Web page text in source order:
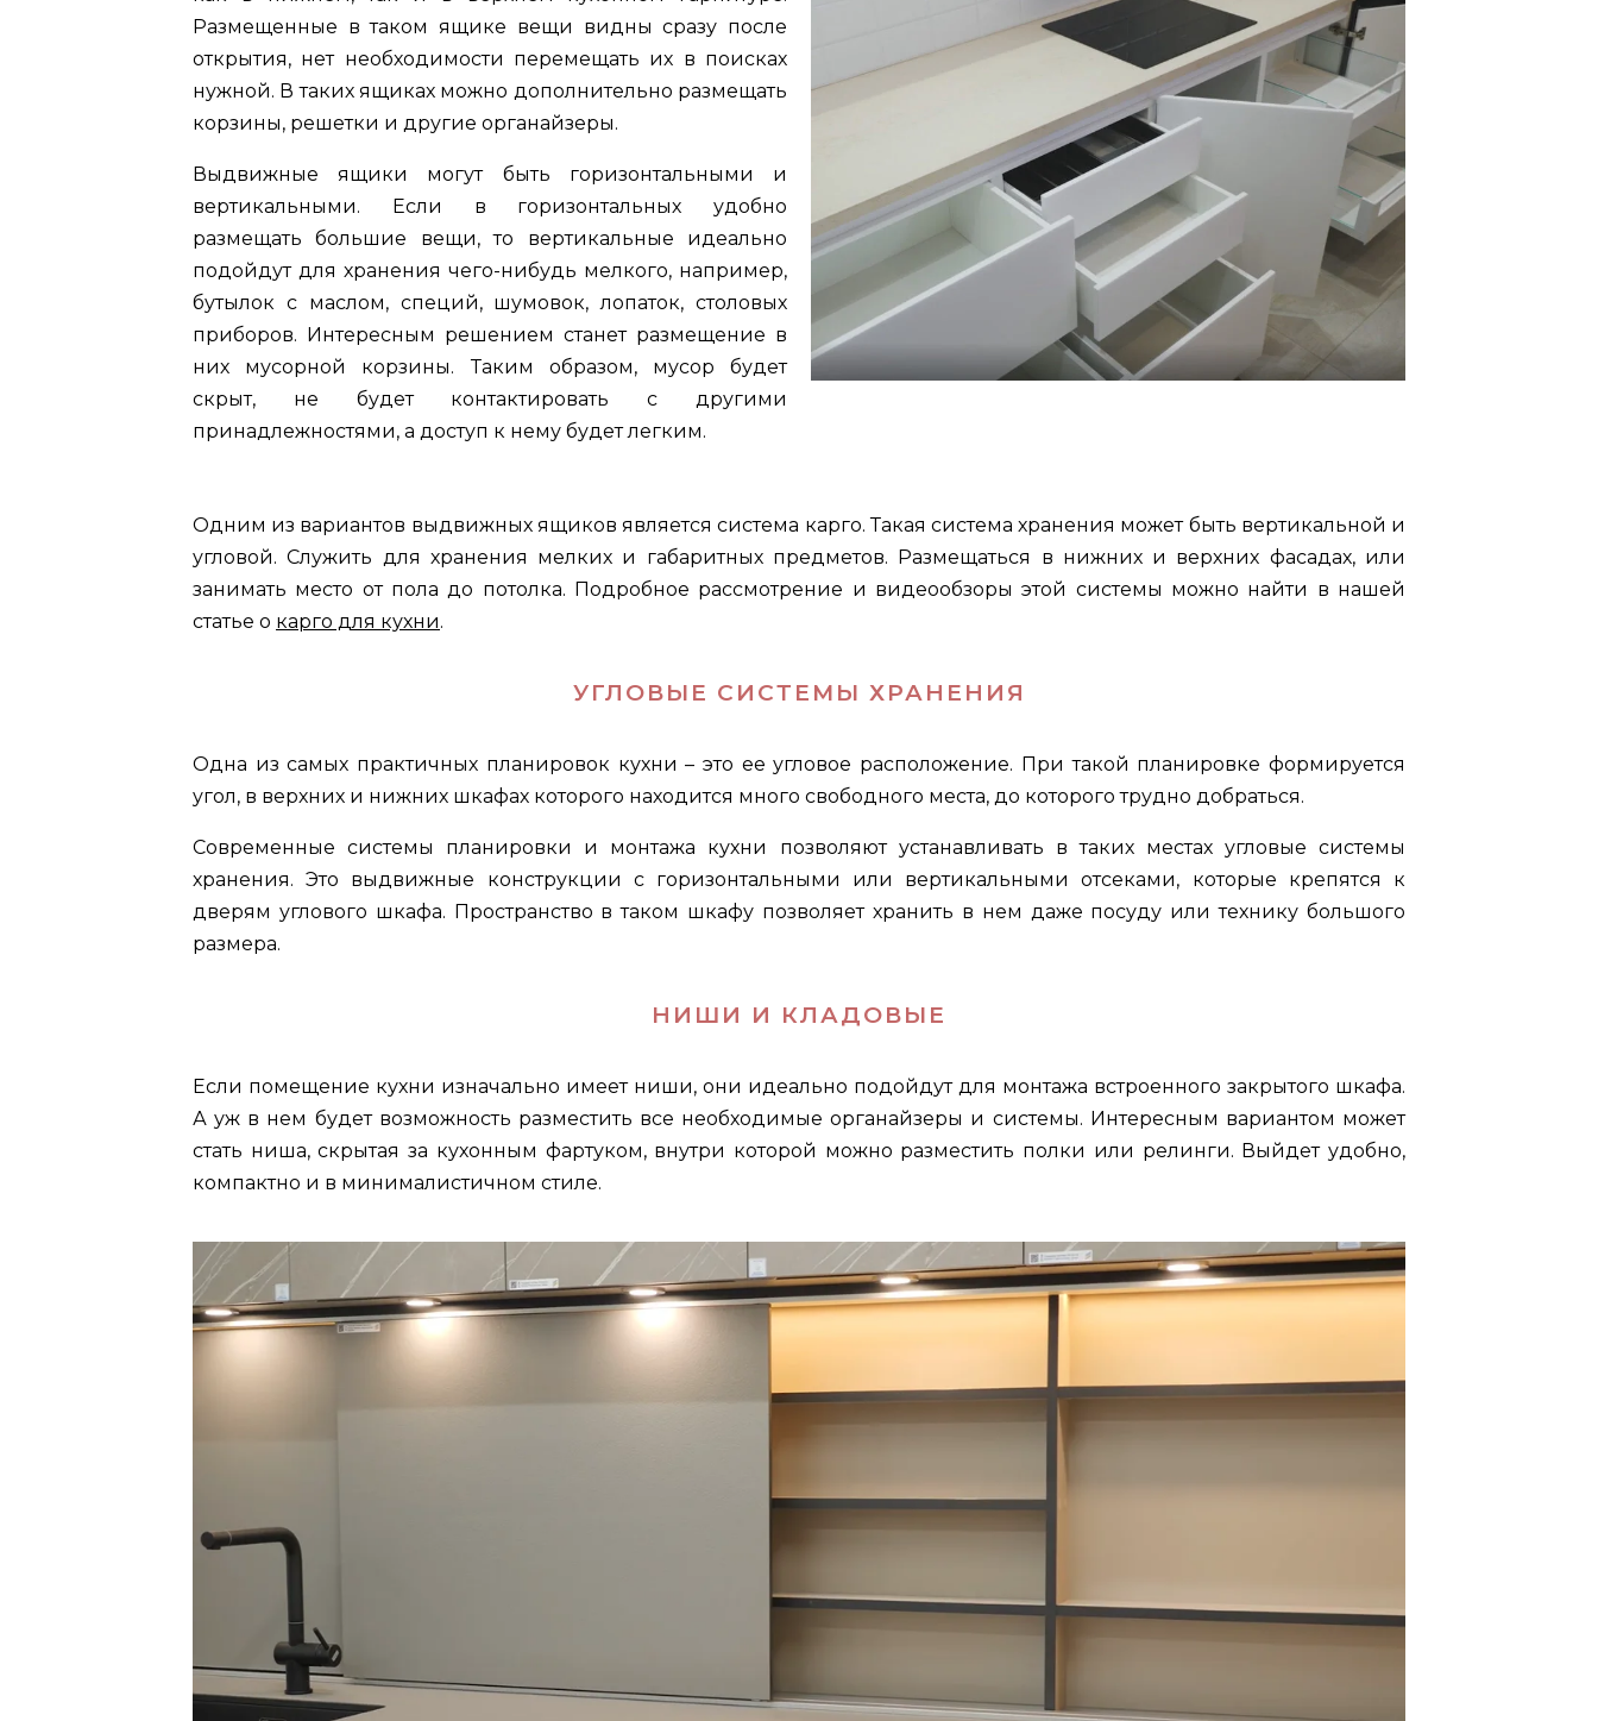
Размещенные в таком ящике вещи видны сразу после
открытия, нет необходимости перемещать их в поисках
нужной. В таких ящиках можно дополнительно размещать
корзины, решетки и другие органайзеры.
Выдвижные ящики могут быть горизонтальными и
вертикальными. Если в горизонтальных удобно
размещать большие вещи, то вертикальные идеально
подойдут для хранения чего-нибудь мелкого, например,
бутылок с маслом, специй, шумовок, лопаток, столовых
приборов. Интересным решением станет размещение в
них мусорной корзины. Таким образом, мусор будет
скрыт, не будет контактировать с другими
принадлежностями, а доступ к нему будет легким.
Одним из вариантов выдвижных ящиков является система карго. Такая система хранения может быть вертикальной и
угловой. Служить для хранения мелких и габаритных предметов. Размещаться в нижних и верхних фасадах, или
занимать место от пола до потолка. Подробное рассмотрение и видеообзоры этой системы можно найти в нашей
статье о карго для кухни.
УГЛОВЫЕ СИСТЕМЫ ХРАНЕНИЯ
Одна из самых практичных планировок кухни – это ее угловое расположение. При такой планировке формируется
угол, в верхних и нижних шкафах которого находится много свободного места, до которого трудно добраться.
Современные системы планировки и монтажа кухни позволяют устанавливать в таких местах угловые системы
хранения. Это выдвижные конструкции с горизонтальными или вертикальными отсеками, которые крепятся к
дверям углового шкафа. Пространство в таком шкафу позволяет хранить в нем даже посуду или технику большого
размера.
НИШИ И КЛАДОВЫЕ
Если помещение кухни изначально имеет ниши, они идеально подойдут для монтажа встроенного закрытого шкафа.
А уж в нем будет возможность разместить все необходимые органайзеры и системы. Интересным вариантом может
стать ниша, скрытая за кухонным фартуком, внутри которой можно разместить полки или релинги. Выйдет удобно,
компактно и в минималистичном стиле.